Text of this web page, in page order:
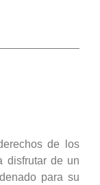
de los
disfrutar de un
para su